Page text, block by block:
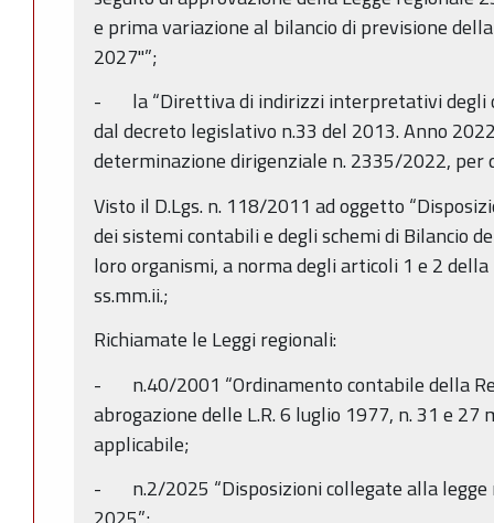
e prima variazione al bilancio di previsione
2027"”;
- la “Direttiva di indirizzi interpretativi degli
dal decreto legislativo n.33 del 2013. Anno
determinazione dirigenziale n. 2335/2022, per
Visto il D.Lgs. n. 118/2011 ad oggetto
dei sistemi contabili e degli schemi di Bilancio
loro organismi, a norma degli articoli 1 e 2
ss.mm.ii.;
Richiamate le Leggi regionali:
- n.40/2001 “Ordinamento contabile della
abrogazione delle L.R. 6 luglio 1977, n. 31 e 27
applicabile;
- n.2/2025 “Disposizioni collegate alla legge